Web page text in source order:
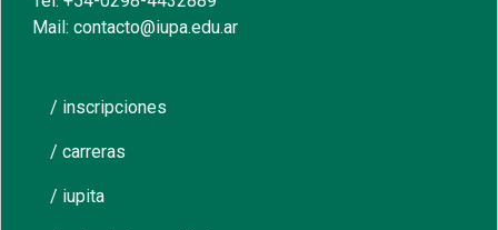
Mail: contacto@iupa.edu.ar
/ inscripciones
/ carreras
/ iupita